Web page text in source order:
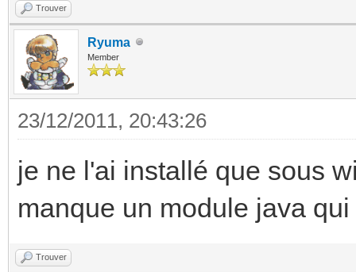
at
ve Method)
at
.java:190)
at
Trouver
Ryuma
Member
23/12/2011, 20:43:26
je ne l'ai installé que sous
manque un module java
Trouver